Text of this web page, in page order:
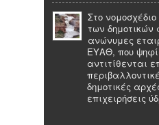
Στο
των
ανώνυμες
ΕΥΑΘ, που
αντιτίθενται
δημοτικές
επιχειρήσεις